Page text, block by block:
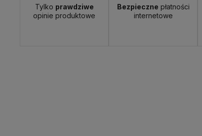
Tylko prawdziwe
opinie produktowe
Bezpieczne płatności
internetowe
Wyślemy do Ciebie w: 24 godziny